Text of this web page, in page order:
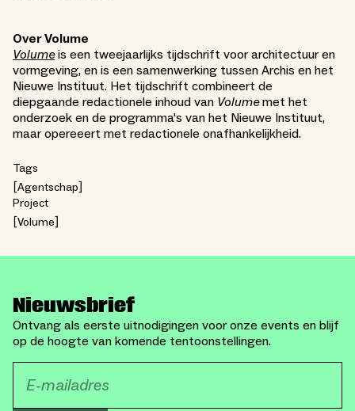
Over Volume
Volumeis een tweejaarlijks tijdschrift voor architectuur en
vormgeving, en is een samenwerking tussen Archis en het
Nieuwe Instituut. Het tijdschrift combineert de
diepgaande redactionele inhoud van Volumemet het
onderzoek en de programma's van het Nieuwe Instituut,
maar opereeert met redactionele onafhankelijkheid.
Tags
Agentschap
Project
Volume
Nieuwsbrief
Ontvang als eerste uitnodigingen voor onze events en blijf
op de hoogte van komende tentoonstellingen.